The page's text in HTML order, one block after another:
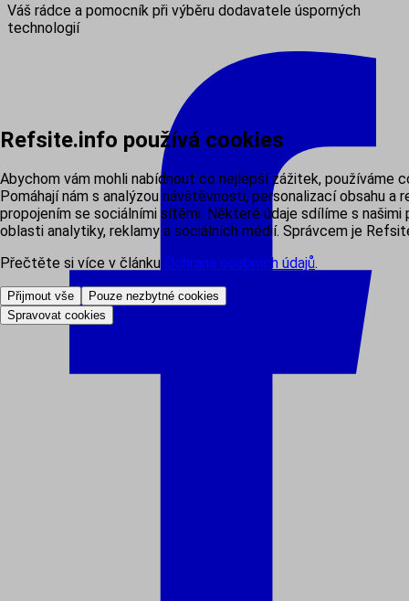
Váš rádce a pomocník při výběru dodavatele úsporných
technologií
Refsite.info používá cookies
Abychom vám mohli nabídnout co nejlepší zážitek, používáme
Pomáhají nám s analýzou návštěvnosti, personalizací obsahu a
propojením se sociálními sítěmi. Některé údaje sdílíme s našimi
oblasti analytiky, reklamy a sociálních médií. Správcem je
Přečtěte si více v článku Ochrana osobních údajů.
Přijmout vše
Pouze nezbytné cookies
Spravovat cookies